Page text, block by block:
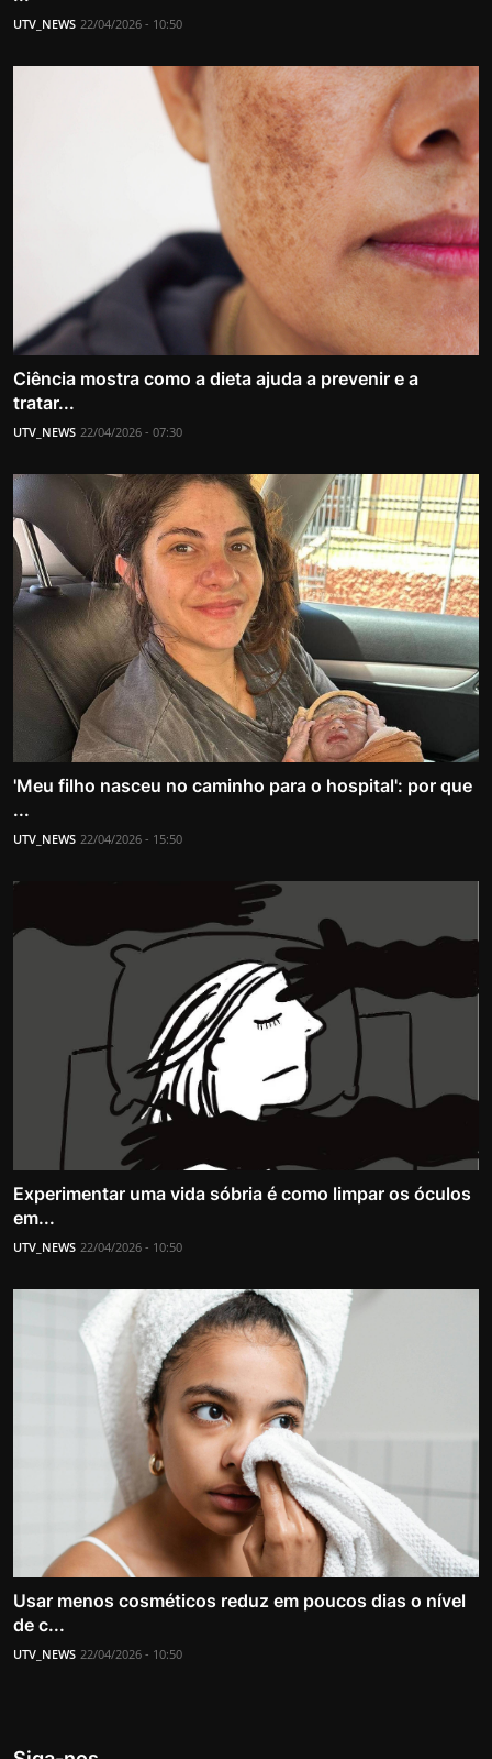
UTV_NEWS 22/04/2026 - 10:50
Ciência mostra como a dieta ajuda a prevenir e a
tratar...
UTV_NEWS 22/04/2026 - 07:30
'Meu filho nasceu no caminho para o hospital': por que
...
UTV_NEWS 22/04/2026 - 15:50
Experimentar uma vida sóbria é como limpar os óculos
em...
UTV_NEWS 22/04/2026 - 10:50
Usar menos cosméticos reduz em poucos dias o nível
de c...
UTV_NEWS 22/04/2026 - 10:50